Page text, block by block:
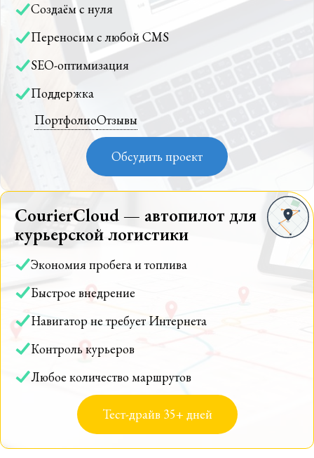
Создаём с нуля
Переносим с любой CMS
SEO-оптимизация
Поддержка
ПортфолиоОтзывы
Обсудить проект
CourierCloud — автопилот для
курьерской логистики
Экономия пробега и топлива
Быстрое внедрение
Навигатор не требует Интернета
Контроль курьеров
Любое количество маршрутов
Тест-драйв 35+ дней